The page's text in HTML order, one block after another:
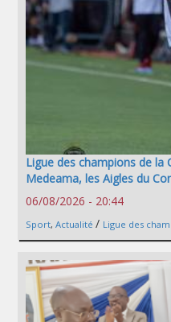
Ligue des champions de la
Medeama, les Aigles du
06/08/2026 - 20:44
Sport, Actualité / Ligue des